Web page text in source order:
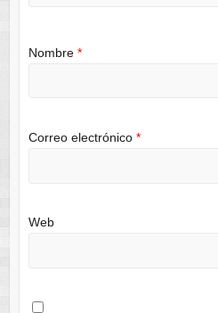
Nombre *
Correo electrónico *
Web